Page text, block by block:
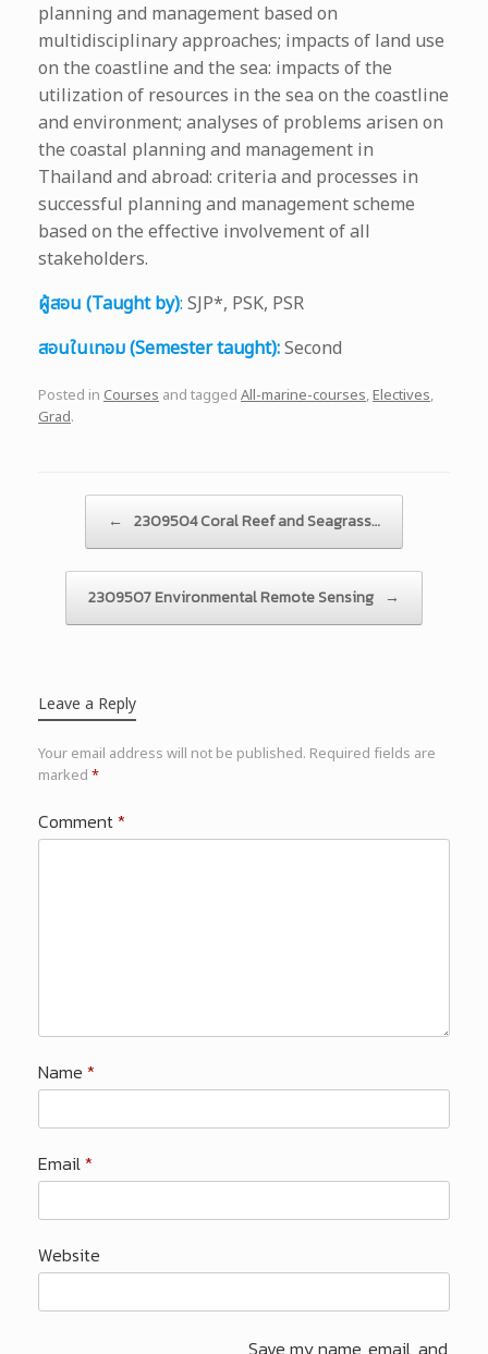
planning and management based on
multidisciplinary approaches; impacts of land use
on the coastline and the sea: impacts of the
utilization of resources in the sea on the coastline
and environment; analyses of problems arisen on
the coastal planning and management in
Thailand and abroad: criteria and processes in
successful planning and management scheme
based on the effective involvement of all
stakeholders.
ผู้สอน (Taught by): SJP*, PSK, PSR
สอนในเทอม (Semester taught):Second
Posted in Courses and tagged All-marine-courses,Electives,
Grad.
← 2309504 Coral Reef and Seagrass…
2309507 Environmental Remote Sensing →
Leave a Reply
Your email address will not be published. Required fields are
marked *
Comment*
Name *
Email*
Website
Save my name, email, and